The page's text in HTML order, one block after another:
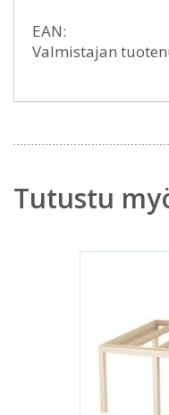
EAN:
Valmistajan
Tutustu